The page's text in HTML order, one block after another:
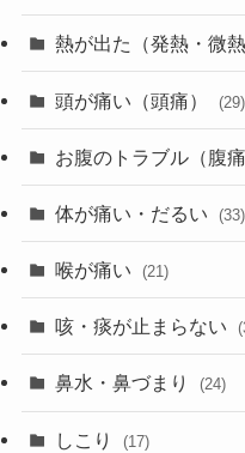
熱が出た（発熱・微熱
頭が痛い（頭痛） (29)
お腹のトラブル（腹
体が痛い・だるい (33)
喉が痛い (21)
咳・痰が止まらない
鼻水・鼻づまり (24)
しこり (17)